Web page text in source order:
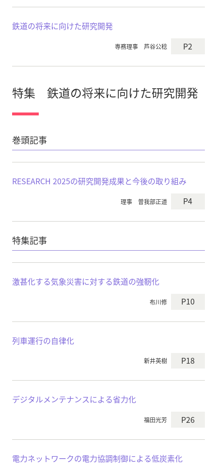
鉄道の将来に向けた研究開発
専務理事 芦谷公稔 P2
特集 鉄道の将来に向けた研究開発
巻頭記事
RESEARCH 2025の研究開発成果と今後の取り組み
理事 曽我部正道 P4
特集記事
激甚化する気象災害に対する鉄道の強靭化
布川修 P10
列車運行の自律化
新井英樹 P18
デジタルメンテナンスによる省力化
福田光芳 P26
電力ネットワークの電力協調制御による低炭素化